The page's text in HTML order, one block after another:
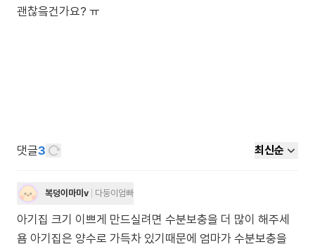
괜찮읔건가요? ㅠ
댓글3 최신순
복덩이마미v 다둥이엄빠
아기집 크기 이쁘게 만드실려면 수분보충을 더 많이 해주세
욤 아기집은 양수로 가득차 있기때문에 엄마가 수분보충을